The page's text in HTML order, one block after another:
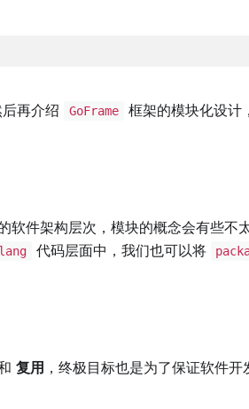
再介绍 GoFrame
框架的模块化设计
软件架构层次，模块的概念会有些不
代码层面中，我们也可以将
复用 ，终极目标也是为了保证软件开